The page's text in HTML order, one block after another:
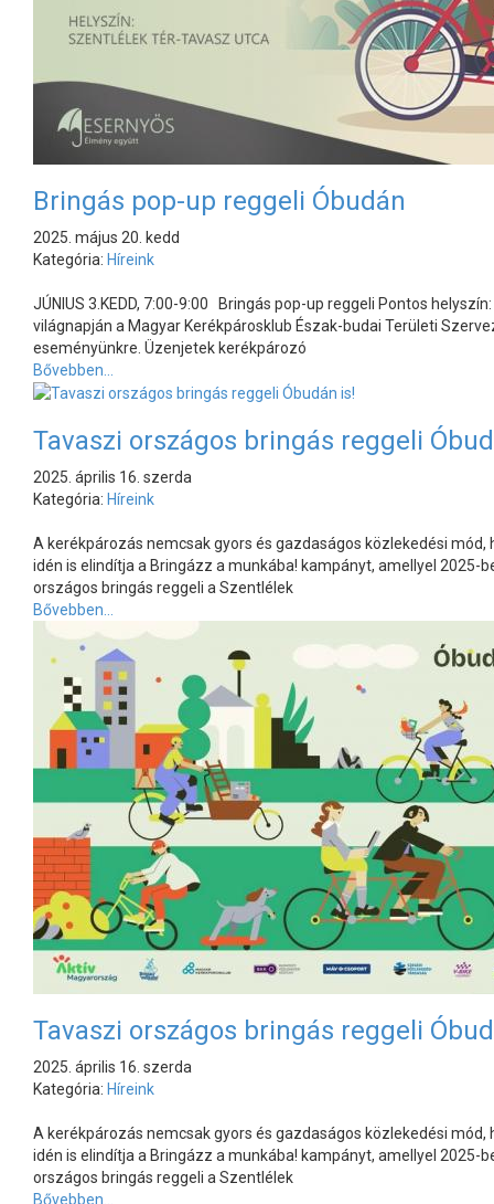
Bringás pop-up reggeli Óbudán
2025. május 20. kedd
Kategória: Híreink
JÚNIUS 3.KEDD, 7:00-9:00 Bringás pop-up reggeli Pontos
világnapján a Magyar Kerékpárosklub Észak-budai Területi
eseményünkre. Üzenjetek kerékpározó
Bővebben...
Tavaszi országos bringás reggeli
2025. április 16. szerda
Kategória: Híreink
A kerékpározás nemcsak gyors és gazdaságos közlekedési
idén is elindítja a Bringázz a munkába! kampányt, amellyel
országos bringás reggeli a Szentlélek
Bővebben...
Tavaszi országos bringás reggeli
2025. április 16. szerda
Kategória: Híreink
A kerékpározás nemcsak gyors és gazdaságos közlekedési
idén is elindítja a Bringázz a munkába! kampányt, amellyel
országos bringás reggeli a Szentlélek
Bővebben...